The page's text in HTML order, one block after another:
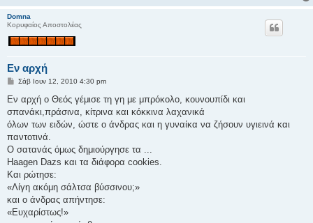
Domna
Κορυφαίος Αποστολέας
Εν αρχή
Δ
μ
σ
ί
υ
σ
Σάβ Ιουν 12, 2010 4:30 pm
Εν αρχή ο Θεός γέμισε τη γη με μπρόκολο, κουνουπίδι και
σπανάκι,πράσινα, κίτρινα και κόκκινα λαχανικά
όλων των ειδών, ώστε ο άνδρας και η γυναίκα να ζήσουν υγιεινά και
παντοτινά.
Ο σατανάς όμως δημιούργησε τα ...
Haagen Dazs και τα διάφορα cookies.
Και ρώτησε:
«Λίγη ακόμη σάλτσα βύσσινου;»
και ο άνδρας απήντησε:
«Ευχαρίστως!»